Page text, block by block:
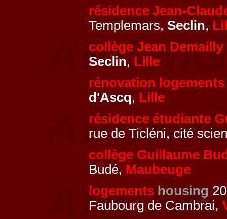
résidence Jean-
Templemars, Seclin,
collège Jean Demailly
Seclin, Lille
rénovation logements
d'Ascq, Lille
résidence étudiante
rue de Ticléni, cité
collège Guillaume
Budé, Maubeuge
logements housing
Faubourg de Cambrai,